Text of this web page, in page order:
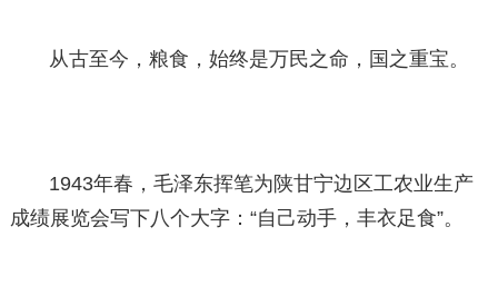
从古至今，粮食，始终是万民之命，国之重宝。
1943年春，毛泽东挥笔为陕甘宁边区工农业生产
成绩展览会写下八个大字：“自己动手，丰衣足食”。